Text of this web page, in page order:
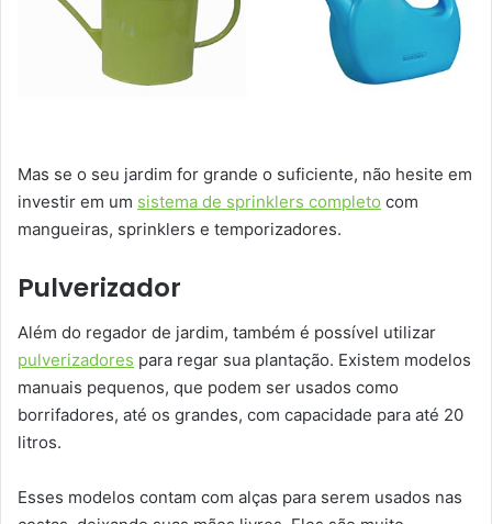
Mas se o seu jardim for grande o suficiente, não hesite em
investir em um sistema de sprinklers completo com
mangueiras, sprinklers e temporizadores.
Pulverizador
Além do regador de jardim, também é possível utilizar
pulverizadores para regar sua plantação. Existem modelos
manuais pequenos, que podem ser usados como
borrifadores, até os grandes, com capacidade para até 20
litros.
Esses modelos contam com alças para serem usados nas